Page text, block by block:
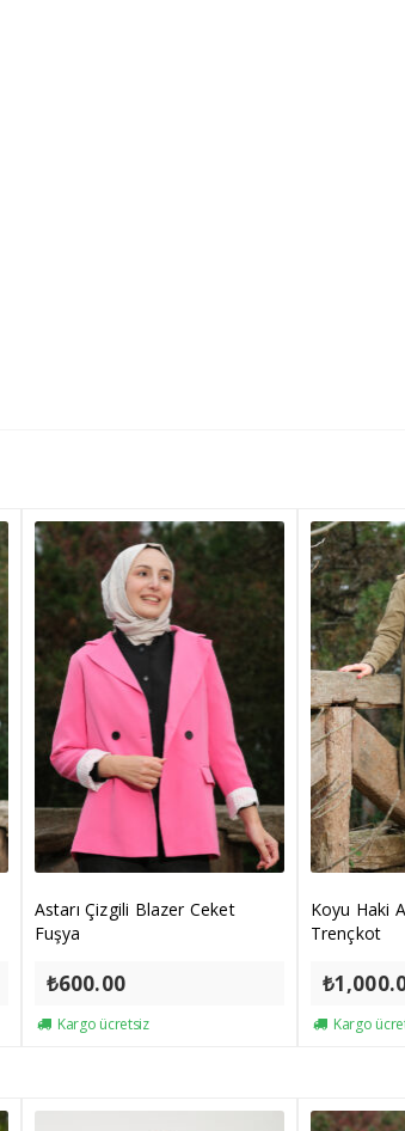
Astarı Çizgili Blazer Ceket
Fuşya
₺600.00
Kargo ücretsiz
Koyu Haki
Trençkot
₺
Kargo